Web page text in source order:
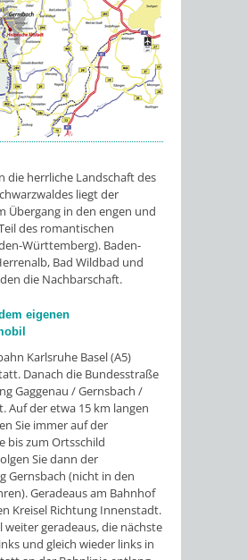
die herrliche Landschaft des
liegt der
Übergang in den engen und
des romantischen
Württemberg). Baden-
Bad Wildbad und
die Nachbarschaft.
eigenen
Karlsruhe Basel (A5)
Danach die Bundesstraße
Gaggenau / Gernsbach /
Auf der etwa 15 km langen
Sie immer auf der
bis zum Ortsschild
Sie dann der
Gernsbach (nicht in den
Geradeaus am Bahnhof
Kreisel Richtung Innenstadt.
weiter geradeaus, die nächste
und gleich wieder links in